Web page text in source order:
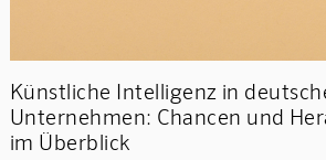
Künstliche Intelligenz in
Unternehmen: Chancen und
im Überblick